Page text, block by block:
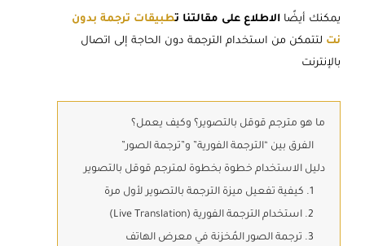
يمكنك أيضًا الاطلاع على مقالتنا تطبيقات ترجمة بدون
نت لتتمكن من استخدام الترجمة دون الحاجة إلى اتصال
بالإنترنت
ما هو مترجم قوقل بالتصوير؟ وكيف يعمل؟
الفرق بين “الترجمة الفورية” و”ترجمة الصور”
دليل الاستخدام خطوة بخطوة لمترجم قوقل بالتصوير
1. كيفية تفعيل ميزة الترجمة بالتصوير لأول مرة
2. استخدام الترجمة الفورية (Live Translation)
3. ترجمة الصور المُخزنة في معرض الهاتف